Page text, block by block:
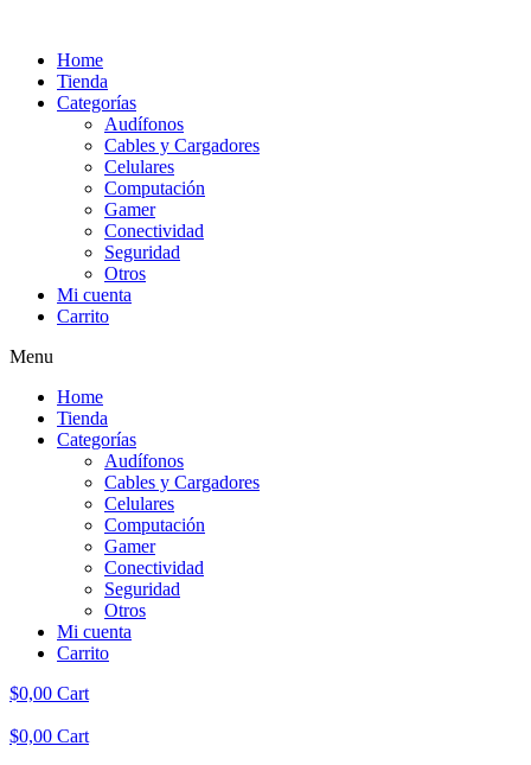
contenidoHome
Tienda
Categorías
Audífonos
Cables y Cargadores
Celulares
Computación
Gamer
Conectividad
Seguridad
Otros
Mi cuenta
Carrito
Menu
Home
Tienda
Categorías
Audífonos
Cables y Cargadores
Celulares
Computación
Gamer
Conectividad
Seguridad
Otros
Mi cuenta
Carrito
$0,00 Cart
$0,00 Cart